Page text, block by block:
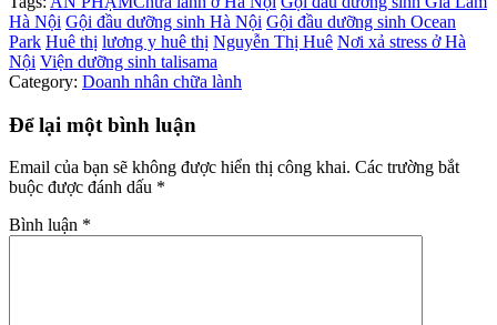
Hà Nội Gội đầu dưỡng sinh Hà Nội Gội đầu dưỡng sinh Ocean
Park Huê thị lương y huê thị Nguyễn Thị Huê Nơi xả stress ở Hà
Nội Viện dưỡng sinh talisama
Category: Doanh nhân chữa lành
Để lại một bình luận
Email của bạn sẽ không được hiển thị công khai. Các trường bắt
buộc được đánh dấu *
Bình luận *